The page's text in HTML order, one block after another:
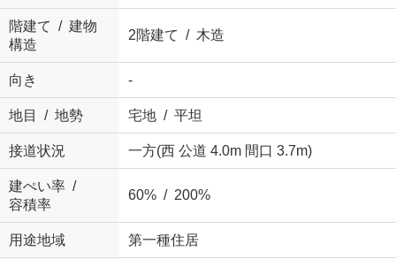
階建て / 建物
構造
2階建て / 木造
向き -
地目 / 地勢 宅地 / 平坦
接道状況 一方(西 公道 4.0m 間口 3.7m)
建ぺい率 /
容積率
60% / 200%
用途地域 第一種住居